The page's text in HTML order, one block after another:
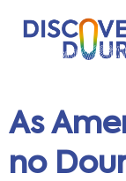
As
no